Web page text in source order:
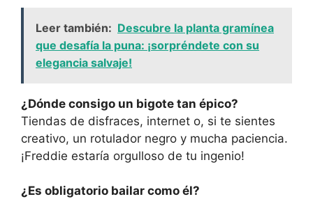
Leer también: Descubre la planta gramínea
que desafía la puna: ¡sorpréndete con su
elegancia salvaje!
¿Dónde consigo un bigote tan épico?
Tiendas de disfraces, internet o, si te sientes
creativo, un rotulador negro y mucha paciencia.
¡Freddie estaría orgulloso de tu ingenio!
¿Es obligatorio bailar como él?